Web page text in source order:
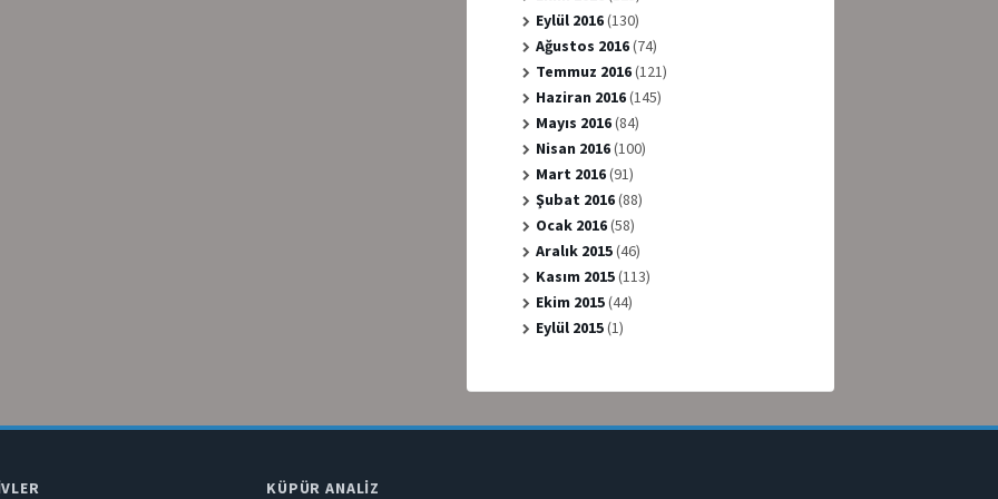
Eylül 2016(130)
Ağustos 2016(74)
Temmuz 2016(121)
Haziran 2016(145)
Mayıs 2016(84)
Nisan 2016(100)
Mart 2016(91)
Şubat 2016(88)
Ocak 2016(58)
Aralık 2015(46)
Kasım 2015(113)
Ekim 2015(44)
Eylül 2015(1)
KÜPÜR ANALIZ